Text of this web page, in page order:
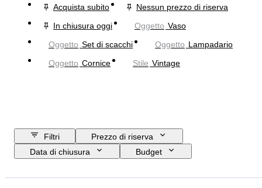
Acquista subito
Nessun prezzo di riserva
In chiusura oggi
Oggetto Vaso
Oggetto Set di scacchi Oggetto Lampadario
Oggetto Cornice Stile Vintage
Filtri
Prezzo di riserva
Data di chiusura
Budget